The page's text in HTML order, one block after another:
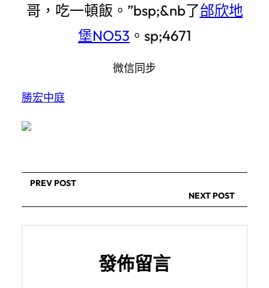
哥，吃一頓飯。”bsp;&nb了邰欣地
堡NO53 。sp;4671
微信同步
勝宏中庭
PREV POST
NEXT POST
發佈留言